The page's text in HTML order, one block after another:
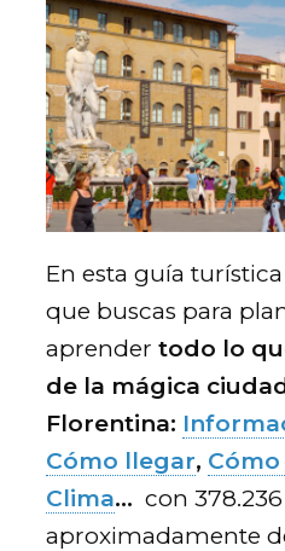
En esta guía
que buscas para
aprender todo lo
de la mágica
Florentina:
Cómo llegar,
Clima… con 378.236
aproximadamente